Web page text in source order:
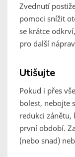
Zvednutí
pomoci snížit
se krátce
pro další
Utišujte
Pokud i přes
bolest, nebojte
redukci zánětu,
první období.
(nebo snad)